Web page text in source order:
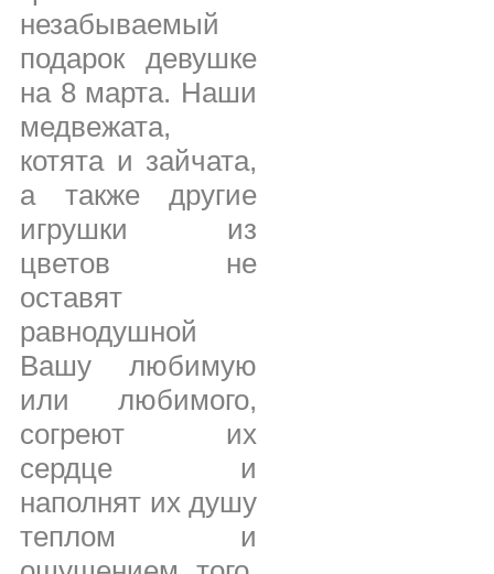
незабываемый
подарок девушке
на 8 марта. Наши
медвежата,
котята и зайчата,
а также другие
игрушки из
цветов не
оставят
равнодушной
Вашу любимую
или любимого,
согреют их
сердце и
наполнят их душу
теплом и